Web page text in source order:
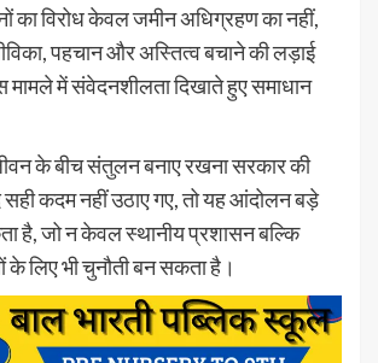
का विरोध केवल जमीन अधिग्रहण का नहीं,
पहचान और अस्तित्व बचाने की लड़ाई
में संवेदनशीलता दिखाते हुए समाधान
के बीच संतुलन बनाए रखना सरकार की
सही कदम नहीं उठाए गए, तो यह आंदोलन बड़े
है, जो न केवल स्थानीय प्रशासन बल्कि
के लिए भी चुनौती बन सकता है।